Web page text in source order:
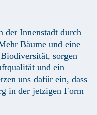
der Innenstadt durch
Bäume und eine
sorgen
und ein
uns dafür ein, dass
in der jetzigen Form